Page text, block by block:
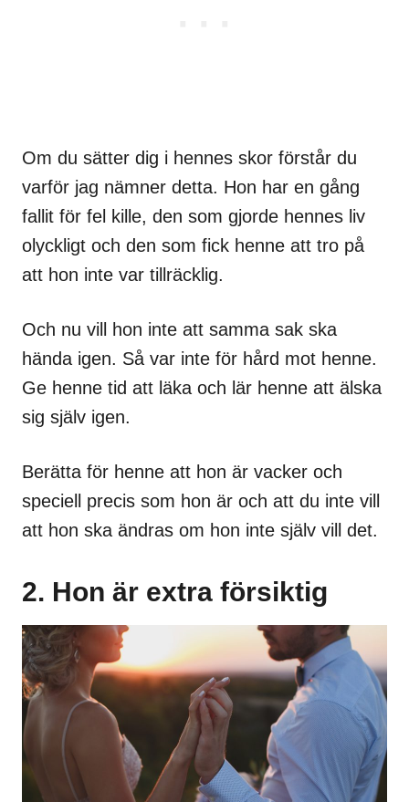
Om du sätter dig i hennes skor förstår du
varför jag nämner detta. Hon har en gång
fallit för fel kille, den som gjorde hennes liv
olyckligt och den som fick henne att tro på
att hon inte var tillräcklig.
Och nu vill hon inte att samma sak ska
hända igen. Så var inte för hård mot henne.
Ge henne tid att läka och lär henne att älska
sig själv igen.
Berätta för henne att hon är vacker och
speciell precis som hon är och att du inte vill
att hon ska ändras om hon inte själv vill det.
2. Hon är extra försiktig